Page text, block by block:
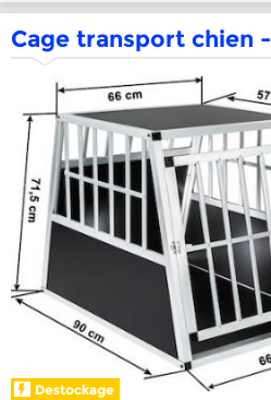
Cage transport chien